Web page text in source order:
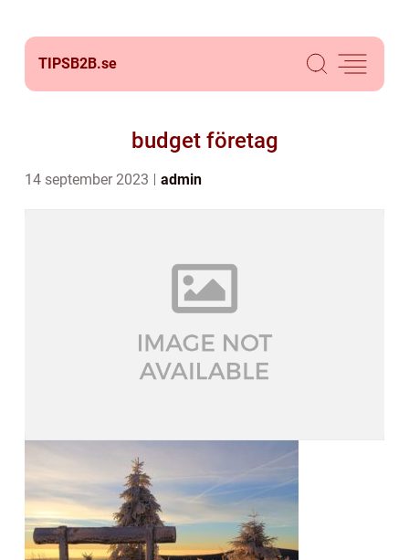
TIPSB2B.se
budget företag
14 september 2023 admin